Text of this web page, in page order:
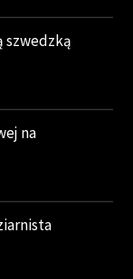
szwedzką
na